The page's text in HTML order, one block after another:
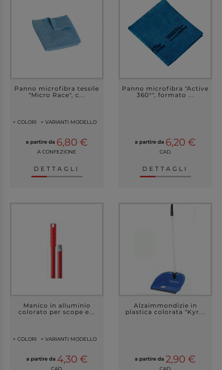
Panno microfibra tessile
"Micro Race", c...
+ COLORI + VARIANTI MODELLO
a partire da 6,80 €
A CONFEZIONE
DETTAGLI
Panno microfibra "Active
360°", formato ...
a partire da 6,20 €
CAD.
DETTAGLI
Manico in alluminio
colorato per scope e...
+ COLORI + VARIANTI MODELLO
a partire da 4,30 €
Alzaimmondizie in
plastica colorata "Kyr...
a partire da 2,90 €